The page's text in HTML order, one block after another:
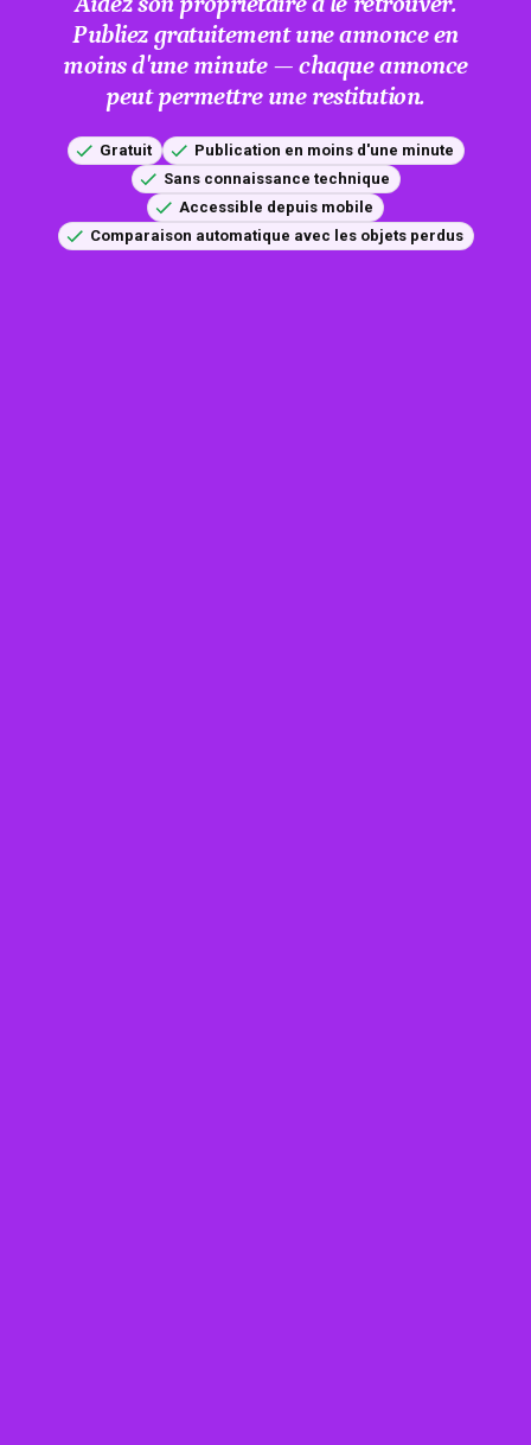
Publiez gratuitement une annonce en
moins d'une minute — chaque annonce
peut permettre une restitution.
Gratuit
Publication en moins d'une minute
Sans connaissance technique
Accessible depuis mobile
Comparaison automatique avec les objets perdus